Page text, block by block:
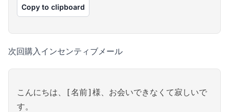
Copy to clipboard
次回購入インセンティブメール
こんにちは、[名前]様、お会いできなくて寂しいで
す。